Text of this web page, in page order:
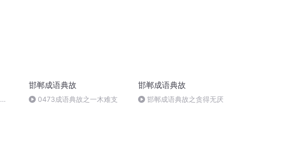
邯郸成语典故
0473成语典故之一木难支
邯郸成语典故
邯郸成语典故之贪得无厌